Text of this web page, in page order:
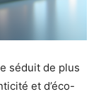
séduit de plus
et d’éco-